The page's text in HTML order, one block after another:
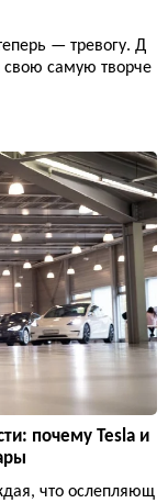
— тревогу. Д
свою самую творче
почему Tesla и
что ослепляющ